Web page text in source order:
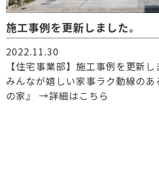
施工事例を更新しました。
2022.11.30
【住宅事業部】施工事例を更新し
みんなが嬉しい家事ラク動線の
の家』 →詳細はこちら